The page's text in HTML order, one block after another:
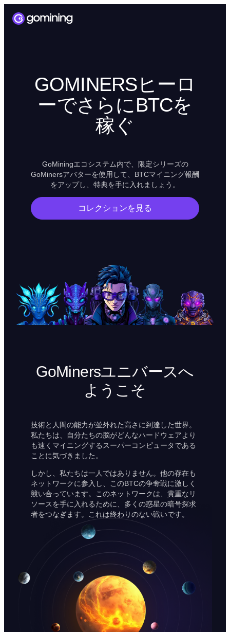
GOMINERSヒーロ
ーでさらにBTCを
稼ぐ
GoMiningエコシステム内で、限定シリーズの
GoMinersアバターを使用して、BTCマイニング報酬
をアップし、特典を手に入れましょう。
コレクションを見る
GoMinersユニバースへ
ようこそ
技術と人間の能力が並外れた高さに到達した世界。
私たちは、自分たちの脳がどんなハードウェアより
も速くマイニングするスーパーコンピュータである
ことに気づきました。
しかし、私たちは一人ではありません。他の存在も
ネットワークに参入し、このBTCの争奪戦に激しく
競い合っています。このネットワークは、貴重なリ
ソースを手に入れるために、多くの惑星の暗号探求
者をつなぎます。これは終わりのない戦いです。